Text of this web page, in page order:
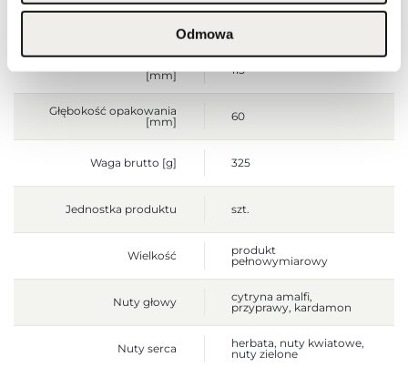
Odmowa
[mm]
[mm]
115
Głębokość opakowania
[mm]
60
Waga brutto [g] 325
Jednostka produktu szt.
Wielkość
produkt
pełnowymiarowy
Nuty głowy
cytryna amalfi,
przyprawy, kardamon
Nuty serca
herbata, nuty kwiatowe,
nuty zielone